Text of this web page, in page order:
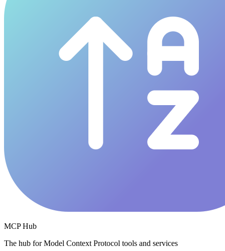
MCP Hub
The hub for Model Context Protocol tools and services